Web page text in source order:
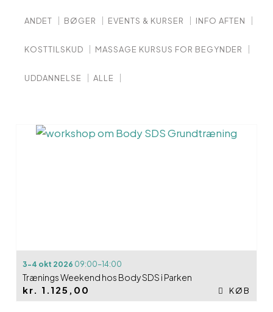
ANDET BØGER EVENTS & KURSER INFO AFTEN
KOSTTILSKUD MASSAGE KURSUS FOR BEGYNDER
UDDANNELSE ALLE
3-4 okt 2026 09:00-14:00
Trænings Weekend hos Body SDS i Parken
kr. 1.125,00 KØB